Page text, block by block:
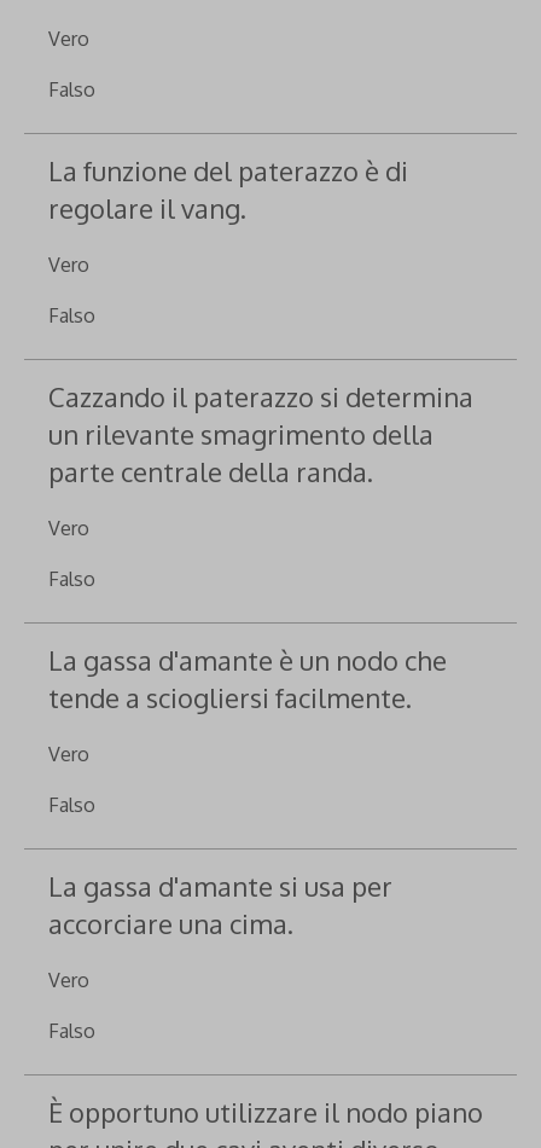
Vero
Falso
La funzione del paterazzo è di
regolare il vang.
Vero
Falso
Cazzando il paterazzo si determina
un rilevante smagrimento della
parte centrale della randa.
Vero
Falso
La gassa d'amante è un nodo che
tende a sciogliersi facilmente.
Vero
Falso
La gassa d'amante si usa per
accorciare una cima.
Vero
Falso
È opportuno utilizzare il nodo piano